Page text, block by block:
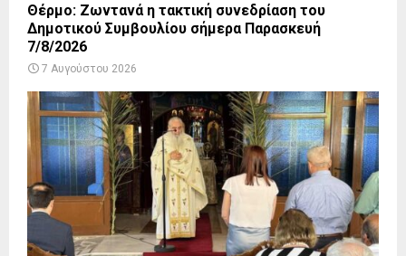
Θέρμο: Ζωντανά η τακτική συνεδρίαση του
Δημοτικού Συμβουλίου σήμερα Παρασκευή
7/8/2026
7 Αυγούστου 2026